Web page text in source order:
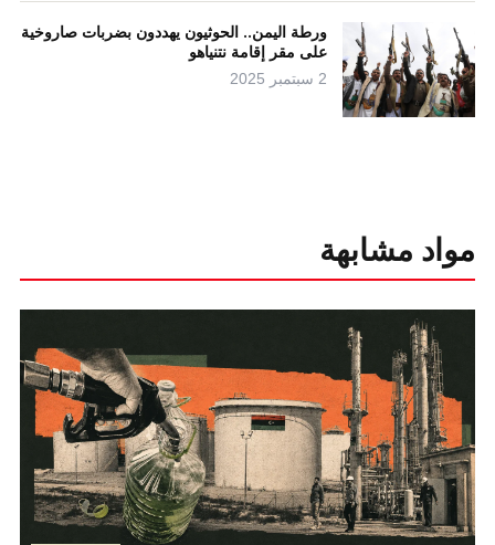
ورطة اليمن.. الحوثيون يهددون بضربات صاروخية
على مقر إقامة نتنياهو
2 سبتمبر 2025
مواد مشابهة